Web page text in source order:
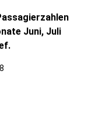
Juni, Juli